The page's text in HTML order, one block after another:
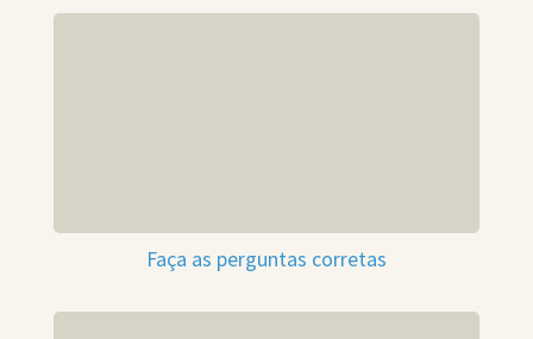
Faça as perguntas corretas